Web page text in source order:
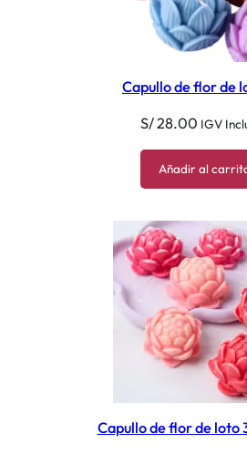
Capullo de flor de
S/28.00 IGV
Añadir al
Capullo de flor de loto